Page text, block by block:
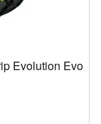
Evolution Evo